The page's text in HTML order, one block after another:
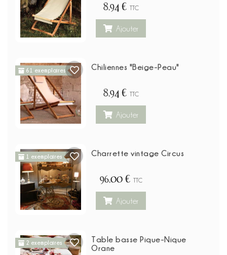
8,94 € TTC
Ajouter
61 exemplaires Chiliennes "Beige-Peau"
8,94 € TTC
Ajouter
1 exemplaires Charrette vintage Circus
96,00 € TTC
Ajouter
2 exemplaires
Table basse Pique-Nique
Orane